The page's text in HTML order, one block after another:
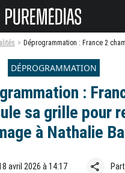
Déprogrammation : France 2 chamboule sa grille pour
DÉPROGRAMMATION
:
sa grille pour
à Nathalie
avril 2026 à 14:17 share